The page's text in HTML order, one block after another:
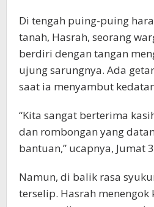
Di tengah puing-puing
tanah, Hasrah, seorang
berdiri dengan tangan
ujung sarungnya. Ada
saat ia menyambut
“Kita sangat berterima
dan rombongan yang
bantuan,” ucapnya, Jumat
Namun, di balik rasa
terselip. Hasrah menengok